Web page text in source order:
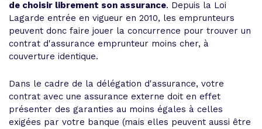
de choisir librement son assurance. Depuis la Loi
Lagarde entrée en vigueur en 2010, les emprunteurs
peuvent donc faire jouer la concurrence pour trouver un
contrat d'assurance emprunteur moins cher, à
couverture identique.
Dans le cadre de la délégation d'assurance, votre
contrat avec une assurance externe doit en effet
présenter des garanties au moins égales à celles
exigées par votre banque (mais elles peuvent aussi être